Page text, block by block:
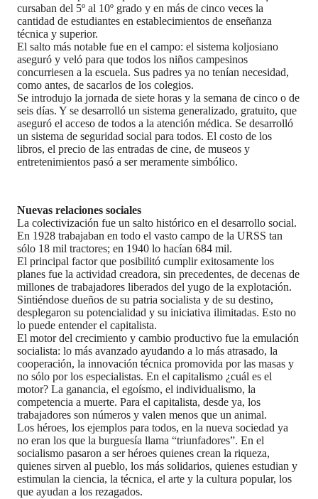
cursaban del 5º al 10º grado y en más de cinco veces la
cantidad de estudiantes en establecimientos de enseñanza
técnica y superior.
El salto más notable fue en el campo: el sistema koljosiano
aseguró y veló para que todos los niños campesinos
concurriesen a la escuela. Sus padres ya no tenían necesidad,
como antes, de sacarlos de los colegios.
Se introdujo la jornada de siete horas y la semana de cinco o de
seis días. Y se desarrolló un sistema generalizado, gratuito, que
aseguró el acceso de todos a la atención médica. Se desarrolló
un sistema de seguridad social para todos. El costo de los
libros, el precio de las entradas de cine, de museos y
entretenimientos pasó a ser meramente simbólico.
Nuevas relaciones sociales
La colectivización fue un salto histórico en el desarrollo social.
En 1928 trabajaban en todo el vasto campo de la URSS tan
sólo 18 mil tractores; en 1940 lo hacían 684 mil.
El principal factor que posibilitó cumplir exitosamente los
planes fue la actividad creadora, sin precedentes, de decenas de
millones de trabajadores liberados del yugo de la explotación.
Sintiéndose dueños de su patria socialista y de su destino,
desplegaron su potencialidad y su iniciativa ilimitadas. Esto no
lo puede entender el capitalista.
El motor del crecimiento y cambio productivo fue la emulación
socialista: lo más avanzado ayudando a lo más atrasado, la
cooperación, la innovación técnica promovida por las masas y
no sólo por los especialistas. En el capitalismo ¿cuál es el
motor? La ganancia, el egoísmo, el individualismo, la
competencia a muerte. Para el capitalista, desde ya, los
trabajadores son números y valen menos que un animal.
Los héroes, los ejemplos para todos, en la nueva sociedad ya
no eran los que la burguesía llama “triunfadores”. En el
socialismo pasaron a ser héroes quienes crean la riqueza,
quienes sirven al pueblo, los más solidarios, quienes estudian y
estimulan la ciencia, la técnica, el arte y la cultura popular, los
que ayudan a los rezagados.